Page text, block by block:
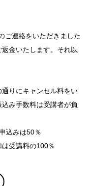
ご連絡をいただきました
金いたします。それ以
りにキャンセル料をい
み手数料は受講者が負
込みは50％
は受講料の100％